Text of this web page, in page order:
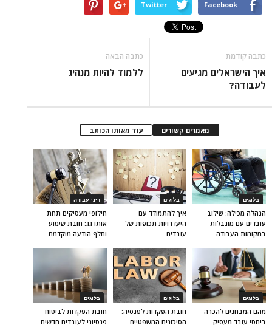
Facebook
Twitter
כתבה קודמת
איך הישראלים מגיעים
לעבודה?
כתבה הבאה
ללמוד להיות מנהיג
מאמרים קשורים עוד מאותו הכותב
דיני עבודה
חילופי מעסיקים תחת
אותו גג: חובת שימוע
וחלף הודעה מוקדמת
בלוגים
איך להתמודד עם
היעדרויות תכופות של
עובדים
בלוגים
הנהלה מכילה: שילוב
עובדים עם מוגבלות
במקומות העבודה
בלוגים
חובת הפקדות לביטוח
פנסיוני לעובדים חדשים
בלוגים
חובת הפקדות לפנסיה:
הסיכונים המשפטיים
בלוגים
מהם המבחנים להכרה
ביחסי עובד מעסיק